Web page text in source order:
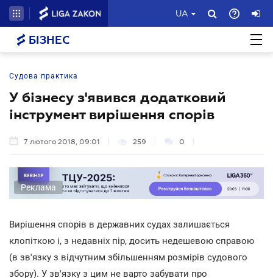
UA
БІЗНЕС
Судова практика
У бізнесу з'явився додатковий
інструмент вирішення спорів
7 лютого 2018, 09:01 259 0
Реклама
Вирішення спорів в державних судах залишається
клопіткою і, з недавніх пір, досить недешевою справою
(в зв'язку з відчутним збільшенням розмірів судового
збору). У зв'язку з цим не варто забувати про